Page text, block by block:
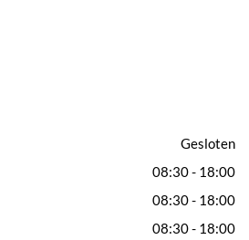
Gesloten
08:30 - 18:00
08:30 - 18:00
08:30 - 18:00